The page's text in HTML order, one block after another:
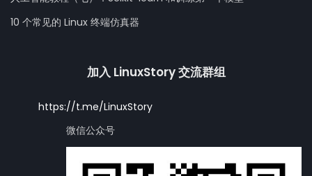
10 个常见的 Linux 终端仿真器
加入 LinuxStory 交流群组
https://t.me/LinuxStory
微信公众号